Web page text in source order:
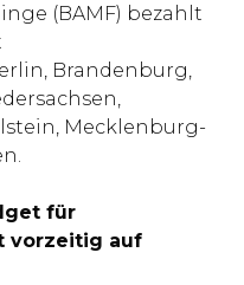
(BAMF) bezahlt
Brandenburg,
Mecklenburg-
für
vorzeitig auf